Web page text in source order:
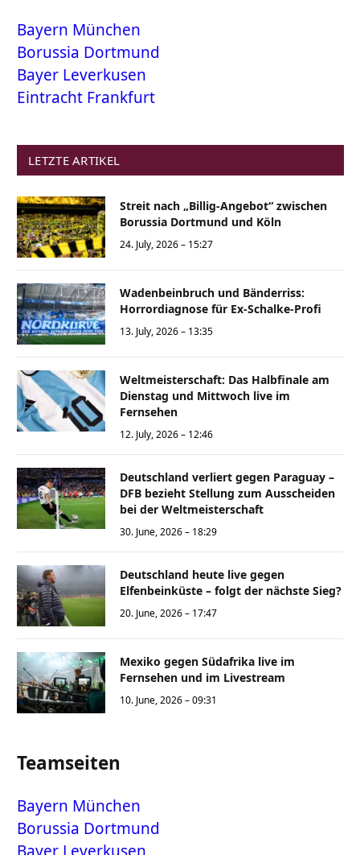
Bayern München
Borussia Dortmund
Bayer Leverkusen
Eintracht Frankfurt
LETZTE ARTIKEL
Streit nach „Billig-Angebot“ zwischen
Borussia Dortmund und Köln
24. July, 2026 – 15:27
Wadenbeinbruch und Bänderriss:
Horrordiagnose für Ex-Schalke-Profi
13. July, 2026 – 13:35
Weltmeisterschaft: Das Halbfinale am
Dienstag und Mittwoch live im
Fernsehen
12. July, 2026 – 12:46
Deutschland verliert gegen Paraguay –
DFB bezieht Stellung zum Ausscheiden
bei der Weltmeisterschaft
30. June, 2026 – 18:29
Deutschland heute live gegen
Elfenbeinküste – folgt der nächste Sieg?
20. June, 2026 – 17:47
Mexiko gegen Südafrika live im
Fernsehen und im Livestream
10. June, 2026 – 09:31
Teamseiten
Bayern München
Borussia Dortmund